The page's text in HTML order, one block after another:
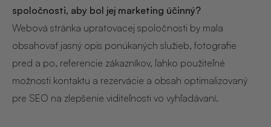
spoločnosti, aby bol jej marketing účinný?
Webová stránka upratovacej spoločnosti by mala
obsahovať jasný opis ponúkaných služieb, fotografie
pred a po, referencie zákazníkov, ľahko použiteľné
možnosti kontaktu a rezervácie a obsah optimalizovaný
pre SEO na zlepšenie viditeľnosti vo vyhľadávaní.